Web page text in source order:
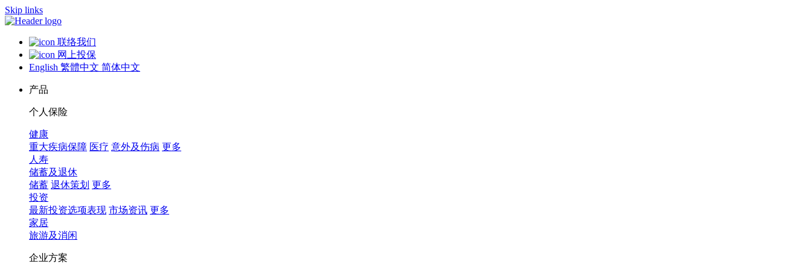
Skip links
联络我们
网上投保
English 繁體中文 简体中文
产品
个人保险
健康
重大疾病保障 医疗 意外及伤病 更多
人寿
储蓄及退休
储蓄 退休策划 更多
投资
最新投资选项表现 市场资讯 更多
家居
旅游及消闲
企业方案